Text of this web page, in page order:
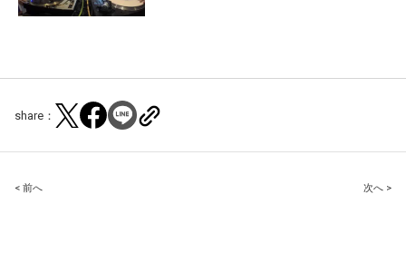
share：
Post
< 前へ 次へ >